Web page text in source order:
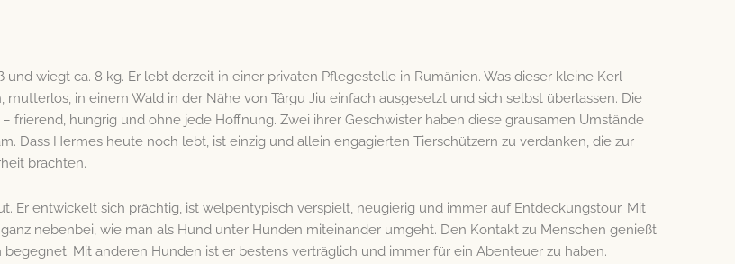
und wiegt ca. 8 kg. Er lebt derzeit in einer privaten Pflegestelle in Rumänien. Was dieser kleine Kerl
in einem Wald in der Nähe von Târgu Jiu einfach ausgesetzt und sich selbst überlassen. Die
frierend, hungrig und ohne jede Hoffnung. Zwei ihrer Geschwister haben diese grausamen Umstände
Dass Hermes heute noch lebt, ist einzig und allein engagierten Tierschützern zu verdanken, die zur
brachten.
Er entwickelt sich prächtig, ist welpentypisch verspielt, neugierig und immer auf Entdeckungstour. Mit
nebenbei, wie man als Hund unter Hunden miteinander umgeht. Den Kontakt zu Menschen genießt
Mit anderen Hunden ist er bestens verträglich und immer für ein Abenteuer zu haben.